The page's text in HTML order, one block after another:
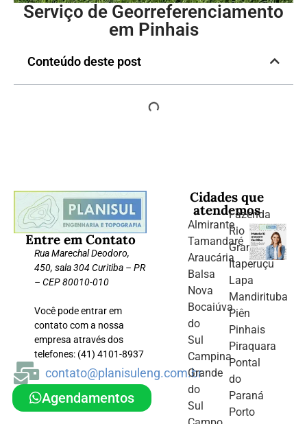
Serviço de Georreferenciamento
em Pinhais
Conteúdo deste post
Entre em Contato
Rua Marechal Deodoro,
450, sala 304 Curitiba – PR
– CEP 80010-010
Você pode entrar em
contato com a nossa
empresa através dos
telefones: (41) 4101-8937
contato@planisuleng.com.br
Agendamentos
Cidades que
atendemos
Almirante
Tamandaré
Araucária
Balsa
Nova
Bocaiúva
do
Sul
Campina
Grande
do
Sul
Fazenda
Rio
Grande
Itaperuçu
Lapa
Mandirituba
Piên
Pinhais
Piraquara
Pontal
do
Paraná
Porto